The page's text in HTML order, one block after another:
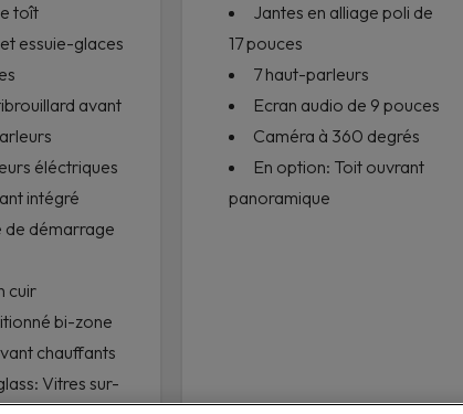
toît
essuie-glaces
avant
éléctriques
intégré
de démarrage
cuir
bi-zone
chauffants
Vitres sur-
Jantes en alliage poli de
17 pouces
7 haut-parleurs
Ecran audio de 9 pouces
Caméra à 360 degrés
En option: Toit ouvrant
panoramique